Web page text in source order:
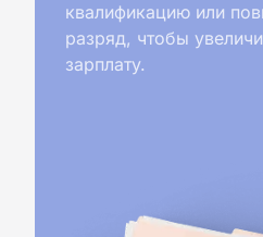
квалификацию или
разряд, чтобы
зарплату.